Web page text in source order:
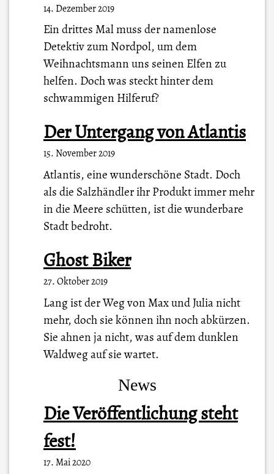
14. Dezember 2019
Ein drittes Mal muss der namenlose
Detektiv zum Nordpol, um dem
Weihnachtsmann uns seinen Elfen zu
helfen. Doch was steckt hinter dem
schwammigen Hilferuf?
Der Untergang von Atlantis
15. November 2019
Atlantis, eine wunderschöne Stadt. Doch
als die Salzhändler ihr Produkt immer mehr
in die Meere schütten, ist die wunderbare
Stadt bedroht.
Ghost Biker
27. Oktober 2019
Lang ist der Weg von Max und Julia nicht
mehr, doch sie können ihn noch abkürzen.
Sie ahnen ja nicht, was auf dem dunklen
Waldweg auf sie wartet.
News
Die Veröffentlichung steht
fest!
17. Mai 2020